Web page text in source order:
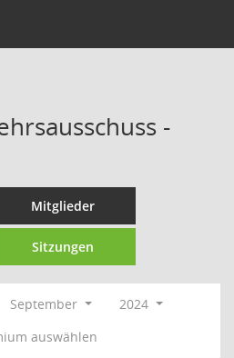
-
Mitglieder
Sitzungen
September
2024
auswählen